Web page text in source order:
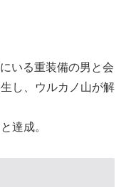
いる重装備の男と会
し、ウルカノ山が解
達成。